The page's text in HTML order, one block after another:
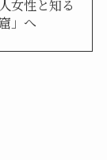
女性と知る
」へ